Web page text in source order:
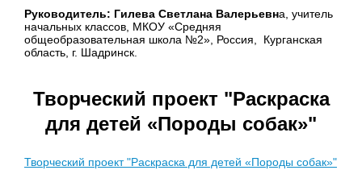
Руководитель: Гилева Светлана Валерьевна, учитель
начальных классов, МКОУ «Средняя
общеобразовательная школа №2», Россия, Курганская
область, г. Шадринск.
Творческий проект "Раскраска
для детей «Породы собак»"
Творческий проект "Раскраска для детей «Породы собак»"